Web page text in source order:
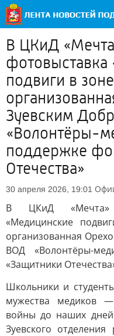
В ЦКиД
подвиги в
Зуевским
«Волонтёры-
поддержке
Отечества»
30 апреля 2026, 19:01
В ЦКиД «Мечта»
«Медицинские
организованная
ВОД «Волонтёры-
«Защитники
Школьники и
мужества медиков
войны до наших
Зуевского